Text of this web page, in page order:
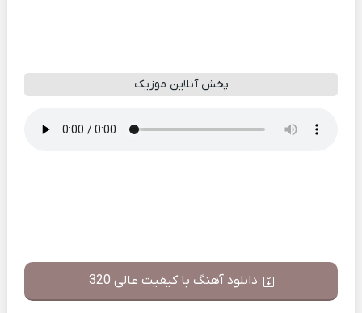
پخش آنلاین موزیک
دانلود آهنگ با کیفیت عالی 320